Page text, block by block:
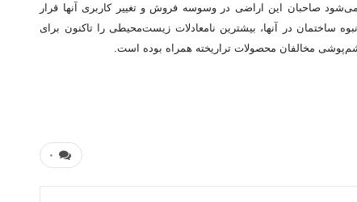
صاحبان این اراضی در وسوسه فروش و تغییر کاربری آنها قرار
نگیرند. به‌خاطر داشته باشیم که ازبین‌رفتن وسیع این زمین‌ها و سر برکشیدن انبوه ساختمان در آن‎ها، بیشترین نامعادلات زیست‌محیطی را تاکنون برای
مخالفان محصولات تراریخته همراه بوده است.
۰